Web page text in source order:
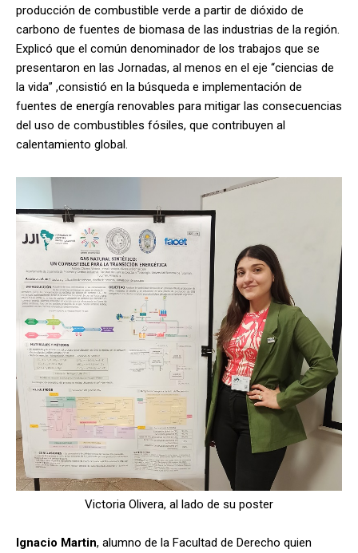
producción de combustible verde a partir de dióxido de
carbono de fuentes de biomasa de las industrias de la región.
Explicó que el común denominador de los trabajos que se
presentaron en las Jornadas, al menos en el eje “ciencias de
la vida” ,consistió en la búsqueda e implementación de
fuentes de energía renovables para mitigar las consecuencias
del uso de combustibles fósiles, que contribuyen al
calentamiento global.
Victoria Olivera, al lado de su poster
Ignacio Martin, alumno de la Facultad de Derecho quien